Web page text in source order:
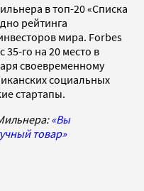
в топ-20 «Списка
рейтинга
мира. Forbes
35-го на 20 место в
своевременному
социальных
стартапы.
«Вы
товар»